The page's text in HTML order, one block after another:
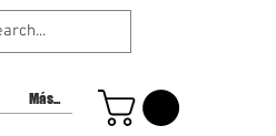
Más...